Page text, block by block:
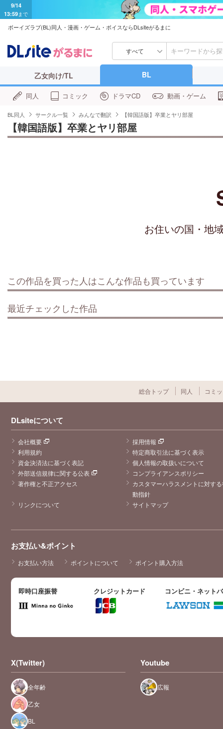
9/14
13:59まで
ボーイズラブ(BL)同人・漫画・ゲーム・ボイスならDLsiteがるまに
すべて
乙女向け/TL BL
同人 コミック ドラマCD 動画・ゲーム
BL同人 サークル一覧 みんなで翻訳 【韓国語版】卒業とヤリ部屋
【韓国語版】卒業とヤリ部屋
お住いの国・地
この作品を買った人はこんな作品も買っています
最近チェックした作品
総合トップ 同人 コミ
DLsiteについて
会社概要
採用情報
利用規約
特定商取引法に基づく表示
資金決済法に基づく表記
個人情報の取扱いについて
外部送信規律に関する公表
コンプライアンスポリシー
著作権と不正アクセス
カスタマーハラスメントに対す
動指針
リンクについて
サイトマップ
お支払い&ポイント
お支払い方法 ポイントについて ポイント購入方法
即時口座振替 クレジットカード コンビニ・ネット
X(Twitter)
全年齢
乙女
BL
Youtube
広報